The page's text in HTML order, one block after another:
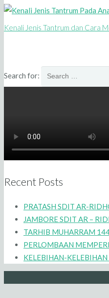
Kenali Jenis Tantrum dan Cara
Search for:
Recent Posts
PRATASH SDIT AR-
JAMBORE SDIT AR –
TARHIB MUHARRAM
PERLOMBAAN
KELEBIHAN-